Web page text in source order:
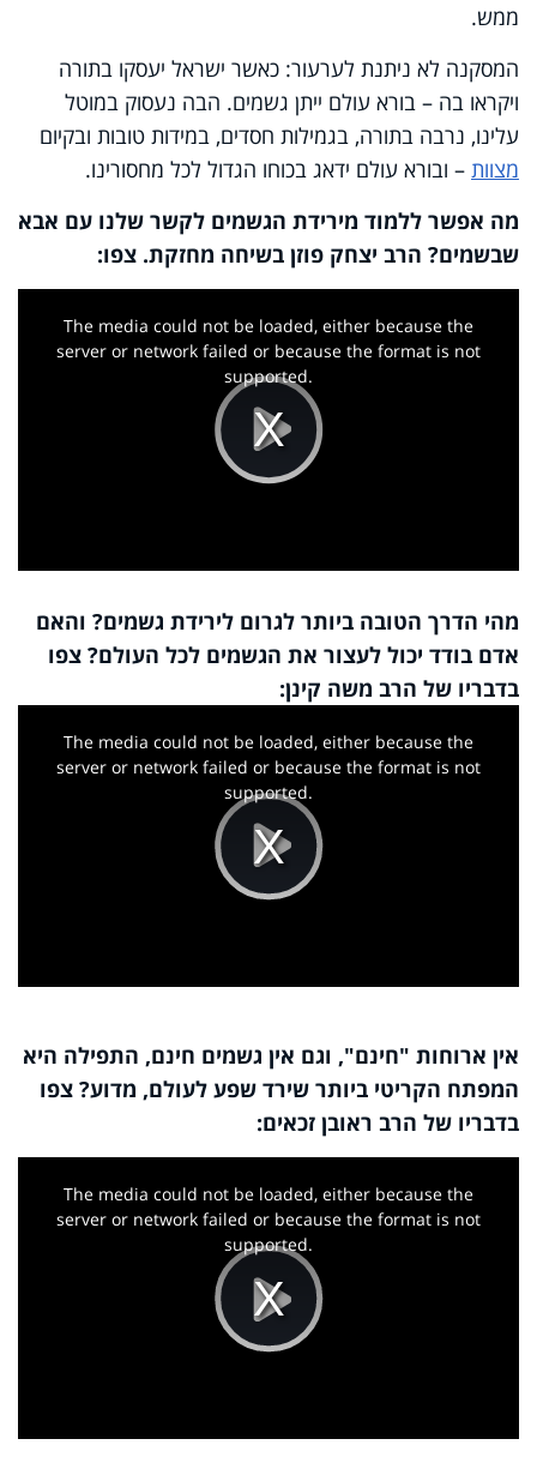
ממש.
המסקנה לא ניתנת לערעור: כאשר ישראל יעסקו בתורה
ויקראו בה – בורא עולם ייתן גשמים. הבה נעסוק במוטל
עלינו, נרבה בתורה, בגמילות חסדים, במידות טובות ובקיום
מצוות – ובורא עולם ידאג בכוחו הגדול לכל מחסורינו.
מה אפשר ללמוד מירידת הגשמים לקשר שלנו עם אבא
שבשמים? הרב יצחק פוזן בשיחה מחזקת. צפו:
Play
Video
This
The media could not be loaded, either because the
server or network failed or because the format is not
supported.
מהי הדרך הטובה ביותר לגרום לירידת גשמים? והאם
אדם בודד יכול לעצור את הגשמים לכל העולם? צפו
בדבריו של הרב משה קינן:
Play
Video
The media could not be loaded, either because the
server or network failed or because the format is not
supported.
אין ארוחות "חינם", וגם אין גשמים חינם, התפילה היא
המפתח הקריטי ביותר שירד שפע לעולם, מדוע? צפו
בדבריו של הרב ראובן זכאים:
Play
The media could not be loaded, either because the
server or network failed or because the format is not
supported.